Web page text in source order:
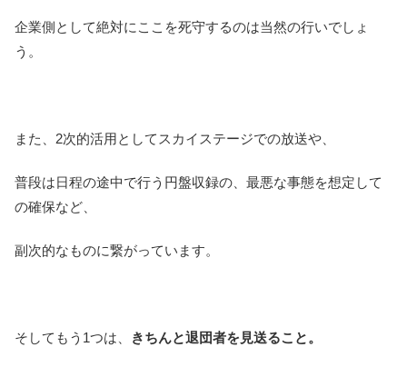
企業側として絶対にここを死守するのは当然の行いでしょ
う。
また、2次的活用としてスカイステージでの放送や、
普段は日程の途中で行う円盤収録の、最悪な事態を想定して
の確保など、
副次的なものに繋がっています。
そしてもう1つは、 きちんと退団者を見送ること。